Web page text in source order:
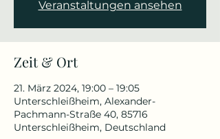
Veranstaltungen ansehen
Zeit & Ort
21. März 2024, 19:00 – 19:05
Unterschleißheim, Alexander-
Pachmann-Straße 40, 85716
Unterschleißheim, Deutschland